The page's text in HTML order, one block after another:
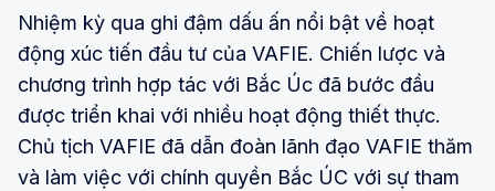
Nhiệm kỳ qua ghi đậm dấu ấn nổi bật về hoạt
động xúc tiến đầu tư của VAFIE. Chiến lược và
chương trình hợp tác với Bắc Úc đã bước đầu
được triển khai với nhiều hoạt động thiết thực.
Chủ tịch VAFIE đã dẫn đoàn lãnh đạo VAFIE thăm
và làm việc với chính quyền Bắc ÚC với sự tham